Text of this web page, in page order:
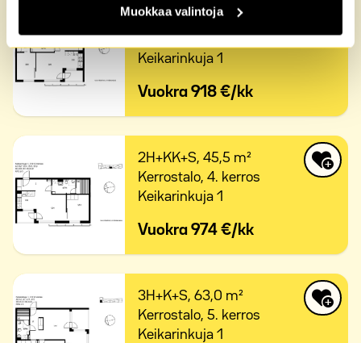
Muokkaa valintoja
2H+KK,42,0 m²
Kerrostalo,6. kerros
Keikarinkuja 1
Vuokra 918 €/kk
2H+KK+S, 45,5 m²
Kerrostalo, 4. kerros
Keikarinkuja 1
Vuokra 974 €/kk
3H+K+S, 63,0 m²
Kerrostalo, 5. kerros
Keikarinkuja 1